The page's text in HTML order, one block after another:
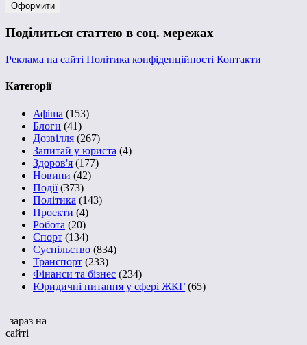
Поділиться статтею в соц. мережах
Реклама на сайті Політика конфіденційності Контакти
Категорії
Афіша (153)
Блоги (41)
Дозвілля (267)
Запитай у юриста (4)
Здоров'я (177)
Новини (42)
Події(373)
Політика (143)
Проекти (4)
Робота (20)
Спорт (134)
Суспільство (834)
Транспорт (233)
Фінанси та бізнес (234)
Юридичні питання у сфері ЖКГ (65)
зараз на
сайті